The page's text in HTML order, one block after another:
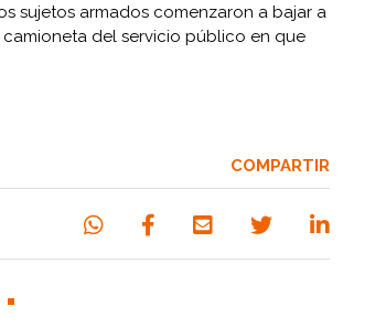
sujetos armados comenzaron a bajar a
del servicio público en que
COMPARTIR